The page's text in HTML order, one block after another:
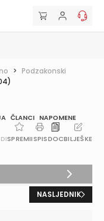
> Podzakonski
ČLANCI NAPOMENE
SPREMIISPISDOCBILJEŠKE
NASLJEDNIK